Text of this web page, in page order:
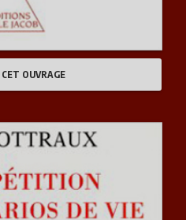
CET OUVRAGE